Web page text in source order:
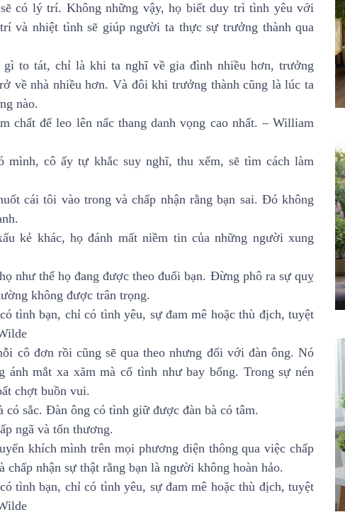
có lý trí. Không những vậy, họ biết duy trì tình yêu với
và nhiệt tình sẽ giúp người ta thực sự trưởng thành qua
gì to tát, chỉ là khi ta nghĩ về gia đình nhiều hơn, trưởng
về nhà nhiều hơn. Và đôi khi trưởng thành cũng là lúc ta
nào.
chất để leo lên nấc thang danh vọng cao nhất. – William
mình, cô ấy tự khắc suy nghĩ, thu xếm, sẽ tìm cách làm
cái tôi vào trong và chấp nhận rằng bạn sai. Đó không
kẻ khác, họ đánh mất niềm tin của những người xung
như thể họ đang được theo đuổi bạn. Đừng phô ra sự quỵ
không được trân trọng.
tình bạn, chỉ có tình yêu, sự đam mê hoặc thù địch, tuyệt
cô đơn rồi cũng sẽ qua theo nhưng đối với đàn ông. Nó
ánh mắt xa xăm mà cố tình như bay bổng. Trong sự nén
chợt buồn vui.
sắc. Đàn ông có tình giữ được đàn bà có tâm.
ngã và tổn thương.
khích mình trên mọi phương diện thông qua việc chấp
chấp nhận sự thật rằng bạn là người không hoàn hảo.
tình bạn, chỉ có tình yêu, sự đam mê hoặc thù địch, tuyệt